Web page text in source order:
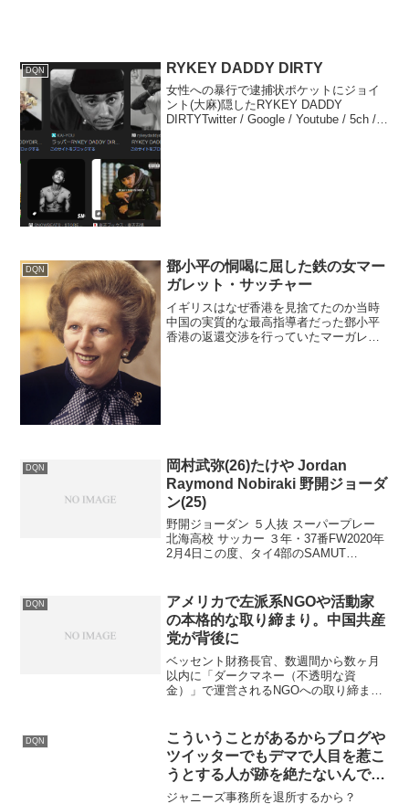
DQN RYKEY DADDY DIRTY
女性への暴行で逮捕状ポケットにジョイ
ント(大麻)隠したRYKEY DADDY
DIRTYTwitter / Google / Youtube / 5ch /
DQN
鄧小平の恫喝に屈した鉄の女マー
ガレット・サッチャー
イギリスはなぜ香港を見捨てたのか当時
中国の実質的な最高指導者だった鄧小平
香港の返還交渉を行っていたマーガレッ
DQN
岡村武弥(26)たけや Jordan
Raymond Nobiraki 野開ジョーダ
ン(25)
野開ジョーダン ５人抜 スーパープレー
北海高校 サッカー ３年・37番FW2020年
2月4日この度、タイ4部のSAMUT
します、応援よろしくお願いします！
Mi...
DQN
アメリカで左派系NGOや活動家
の本格的な取り締まり。中国共産
党が背後に
ベッセント財務長官、数週間から数ヶ月
以内に「ダークマネー（不透明な資
金）」で運営されるNGOへの取り締まり
"Weeks...
DQN
こういうことがあるからブログや
ツイッターでもデマで人目を惹こ
うとする人が跡を絶たないんです
よ
ジャニーズ事務所を退所するから？